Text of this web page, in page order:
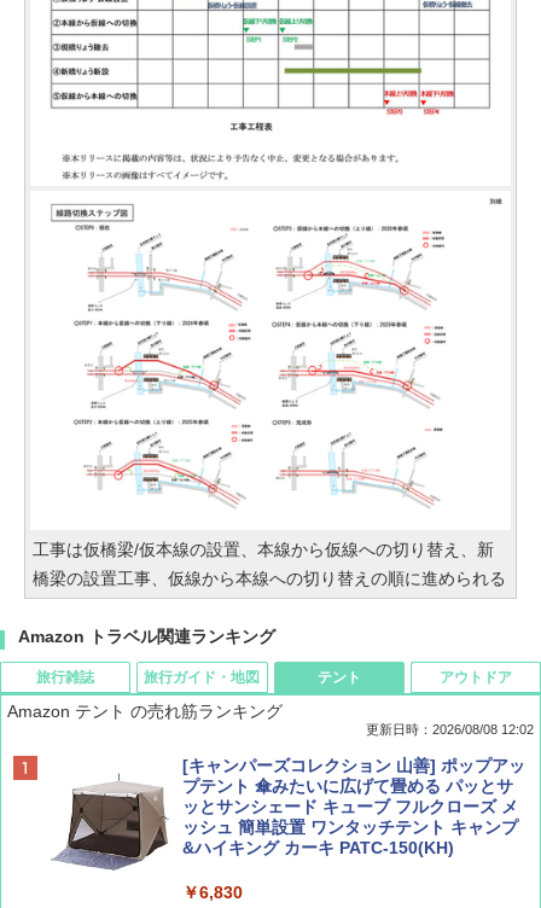
工事は仮橋梁/仮本線の設置、本線から仮線への切り替え、新
橋梁の設置工事、仮線から本線への切り替えの順に進められる
Amazon トラベル関連ランキング
旅行雑誌
BE-PAL(ビ-パル) 2026年 9 月号【特別付録:
SOTO ミニマル"旅"財布 ランダム2種】
￥1,500
旅行ガイド・地図
D40 地球の歩き方 チェンマイ タイ北部の魅
力的な町 2026～2027 地球の歩き方D アジア
￥2,079
テント
Amazon テント の売れ筋ランキング
更新日時：2026/08/08 12:02
[キャンパーズコレクション 山善] ポップアッ
プテント 傘みたいに広げて畳める パッとサ
ッとサンシェード キューブ フルクローズ メ
ッシュ 簡単設置 ワンタッチテント キャンプ
&ハイキング カーキ PATC-150(KH)
￥6,830
アウトドア